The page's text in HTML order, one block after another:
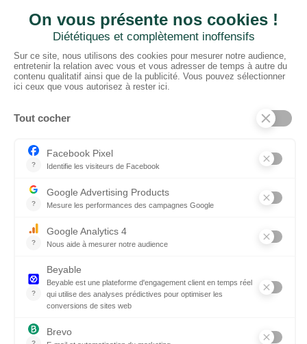
CTN BNL
+ 32 (0) 56/20.16.55
info@ctnbenelux.com
Gesloten op zater-, zon- en feestdagen
CATEGORIEËN
Stoffen
Theaterdoek
Plafond
Wanden
Accessoires